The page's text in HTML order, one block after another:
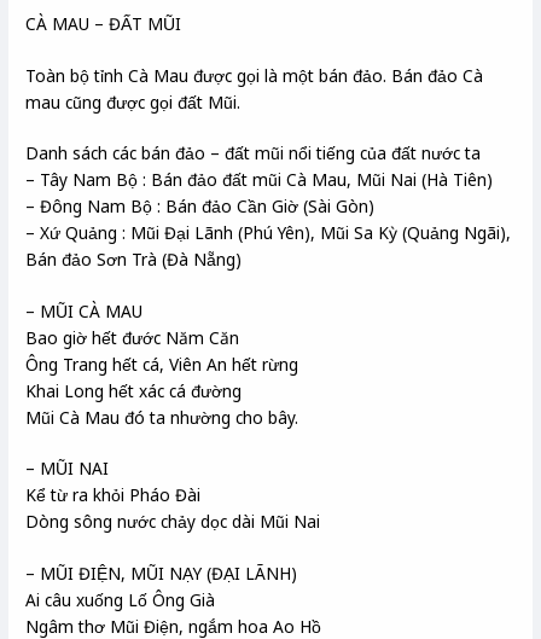
CÀ MAU – ĐẤT MŨI
Toàn bộ tỉnh Cà Mau được gọi là một bán đảo. Bán đảo Cà
mau cũng được gọi đất Mũi.
Danh sách các bán đảo – đất mũi nổi tiếng của đất nước ta
– Tây Nam Bộ : Bán đảo đất mũi Cà Mau, Mũi Nai (Hà Tiên)
– Đông Nam Bộ : Bán đảo Cần Giờ (Sài Gòn)
– Xứ Quảng : Mũi Đại Lãnh (Phú Yên), Mũi Sa Kỳ (Quảng Ngãi),
Bán đảo Sơn Trà (Đà Nẵng)
– MŨI CÀ MAU
Bao giờ hết đước Năm Căn
Ông Trang hết cá, Viên An hết rừng
Khai Long hết xác cá đường
Mũi Cà Mau đó ta nhường cho bây.
– MŨI NAI
Kể từ ra khỏi Pháo Đài
Dòng sông nước chảy dọc dài Mũi Nai
– MŨI ĐIỆN, MŨI NẠY (ĐẠI LÃNH)
Ai câu xuống Lố Ông Già
Ngâm thơ Mũi Điện, ngắm hoa Ao Hồ